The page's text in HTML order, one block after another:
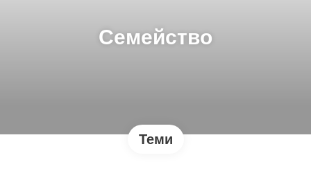
Семейство
Теми